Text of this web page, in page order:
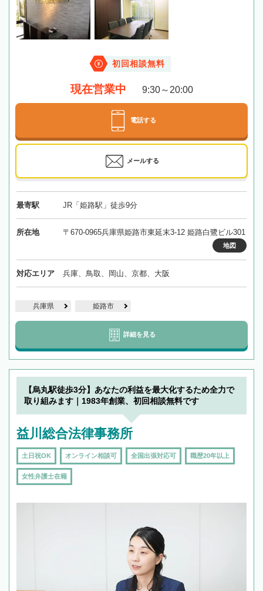
初回相談無料
現在営業中 9:30～20:00
電話する
メールする
最寄駅 JR「姫路駅」徒歩9分
所在地 〒670-0965兵庫県姫路市東延末3-12 姫路白鷺ビル301
地図
対応エリア 兵庫、鳥取、岡山、京都、大阪
兵庫県 姫路市
詳細を見る
【烏丸駅徒歩3分】あなたの利益を最大化するため全力で
取り組みます｜1983年創業、初回相談無料です
益川総合法律事務所
土日祝OK オンライン相談可 全国出張対応可 職歴20年以上
女性弁護士在籍